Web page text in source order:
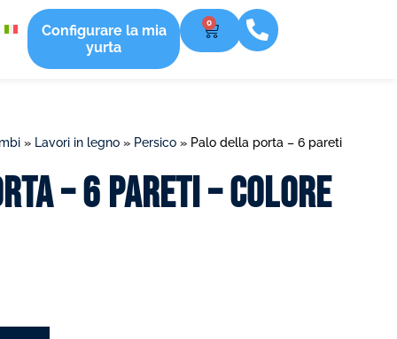
Configurare la mia
yurta
0
» Lavori in legno » Persico » Palo della porta – 6 pareti
– 6 pareti – Colore